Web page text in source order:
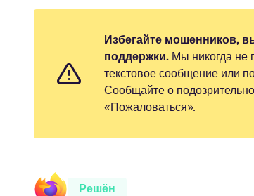
Избегайте мошенников,
поддержки. Мы никогда не
текстовое сообщение или
Сообщайте о
«Пожаловаться».
Решён